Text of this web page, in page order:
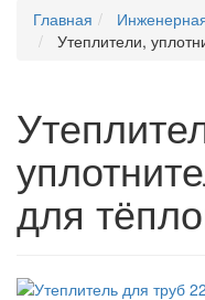
Главная
Утеплители,
для